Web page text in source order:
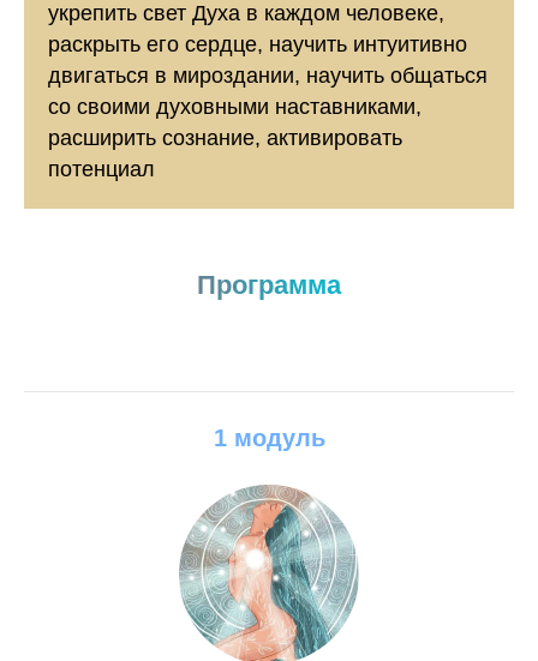
укрепить свет Духа в каждом человеке,
раскрыть его сердце, научить интуитивно
двигаться в мироздании, научить общаться
со своими духовными наставниками,
расширить сознание, активировать
потенциал
Программа
1 модуль